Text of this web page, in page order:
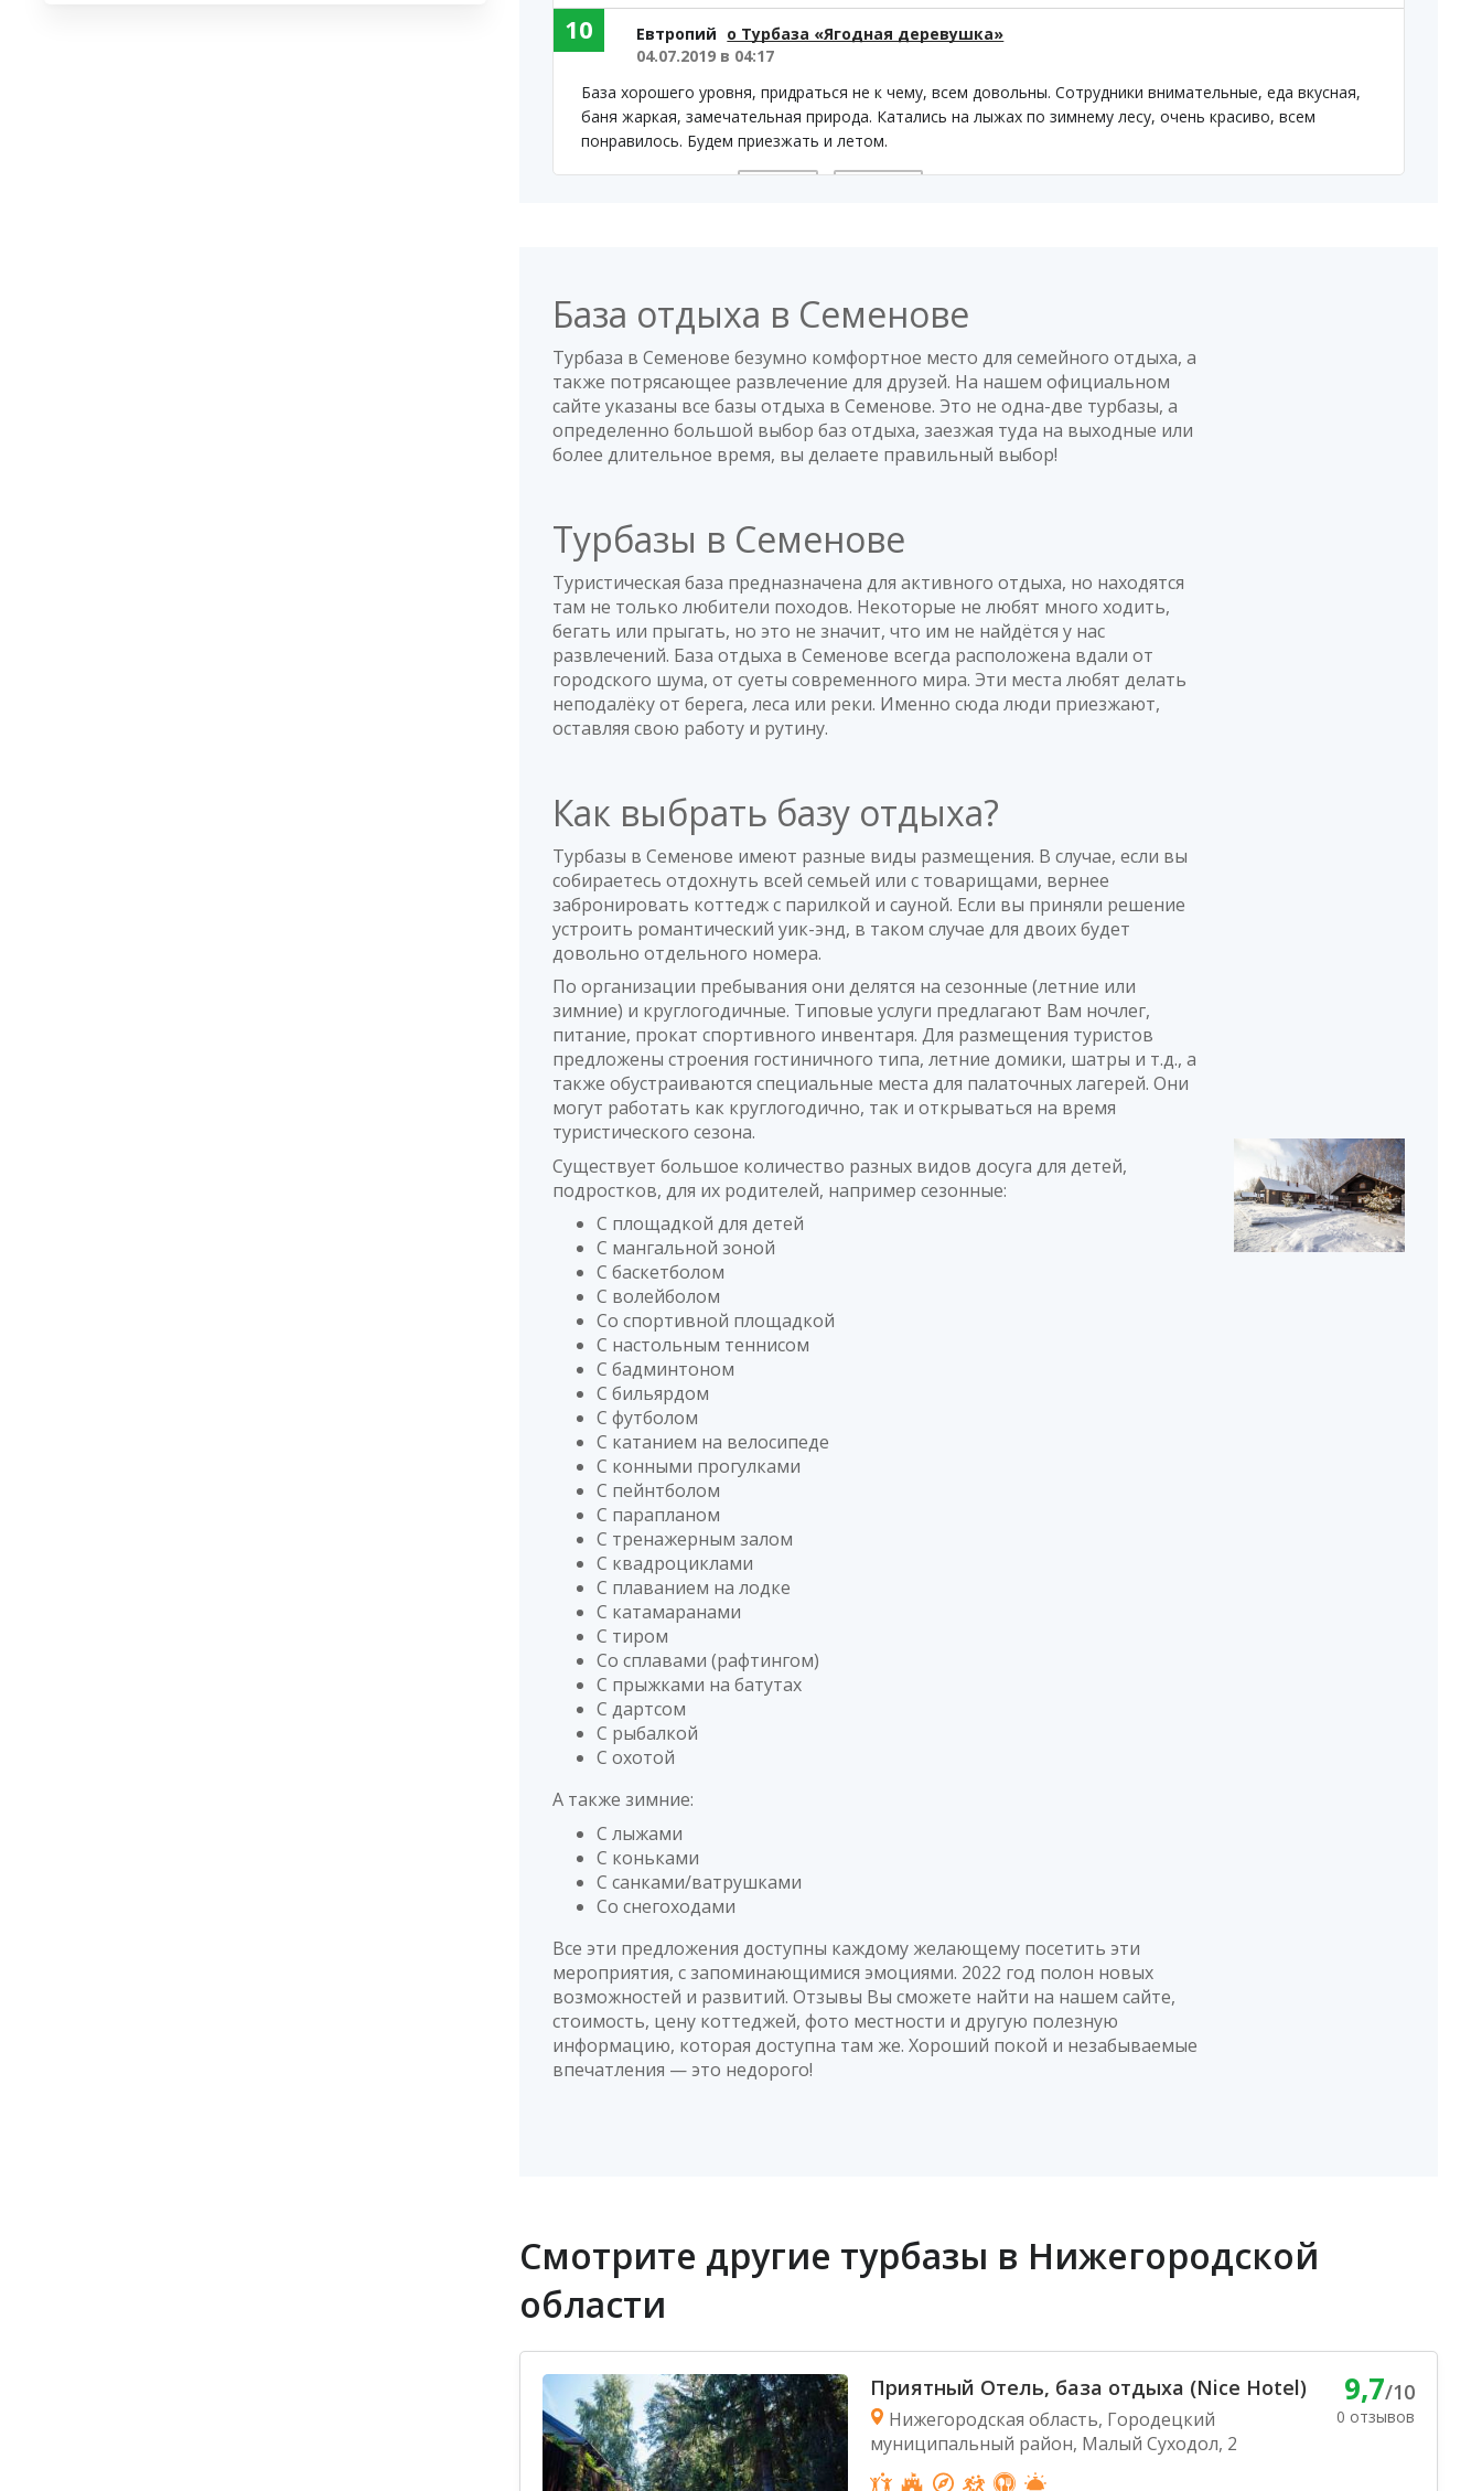
Евтропий о Турбаза «Ягодная деревушка»
04.07.2019 в 04:17
База хорошего уровня, придраться не к чему, всем довольны. Сотрудники внимательные, еда вкусная,
баня жаркая, замечательная природа. Катались на лыжах по зимнему лесу, очень красиво, всем
понравилось. Будем приезжать и летом.
10
База отдыха в Семенове
Турбаза в Семенове безумно комфортное место для семейного отдыха, а
также потрясающее развлечение для друзей. На нашем официальном
сайте указаны все базы отдыха в Семенове. Это не одна-две турбазы, а
определенно большой выбор баз отдыха, заезжая туда на выходные или
более длительное время, вы делаете правильный выбор!
Турбазы в Семенове
Туристическая база предназначена для активного отдыха, но находятся
там не только любители походов. Некоторые не любят много ходить,
бегать или прыгать, но это не значит, что им не найдётся у нас
развлечений. База отдыха в Семенове всегда расположена вдали от
городского шума, от суеты современного мира. Эти места любят делать
неподалёку от берега, леса или реки. Именно сюда люди приезжают,
оставляя свою работу и рутину.
Как выбрать базу отдыха?
Турбазы в Семенове имеют разные виды размещения. В случае, если вы
собираетесь отдохнуть всей семьей или с товарищами, вернее
забронировать коттедж с парилкой и сауной. Если вы приняли решение
устроить романтический уик-энд, в таком случае для двоих будет
довольно отдельного номера.
По организации пребывания они делятся на сезонные (летние или
зимние) и круглогодичные. Типовые услуги предлагают Вам ночлег,
питание, прокат спортивного инвентаря. Для размещения туристов
предложены строения гостиничного типа, летние домики, шатры и т.д., а
также обустраиваются специальные места для палаточных лагерей. Они
могут работать как круглогодично, так и открываться на время
туристического сезона.
Существует большое количество разных видов досуга для детей,
подростков, для их родителей, например сезонные:
С площадкой для детей
С мангальной зоной
С баскетболом
С волейболом
Со спортивной площадкой
С настольным теннисом
С бадминтоном
С бильярдом
С футболом
С катанием на велосипеде
С конными прогулками
С пейнтболом
С парапланом
С тренажерным залом
С квадроциклами
С плаванием на лодке
С катамаранами
С тиром
Со сплавами (рафтингом)
С прыжками на батутах
С дартсом
С рыбалкой
С охотой
А также зимние:
С лыжами
С коньками
С санками/ватрушками
Со снегоходами
Все эти предложения доступны каждому желающему посетить эти
мероприятия, с запоминающимися эмоциями. 2022 год полон новых
возможностей и развитий. Отзывы Вы сможете найти на нашем сайте,
стоимость, цену коттеджей, фото местности и другую полезную
информацию, которая доступна там же. Хороший покой и незабываемые
впечатления — это недорого!
Смотрите другие турбазы в Нижегородской
области
Приятный Отель, база отдыха (Nice Hotel)
Нижегородская область, Городецкий
муниципальный район, Малый Суходол, 2
9,7/10
0 отзывов